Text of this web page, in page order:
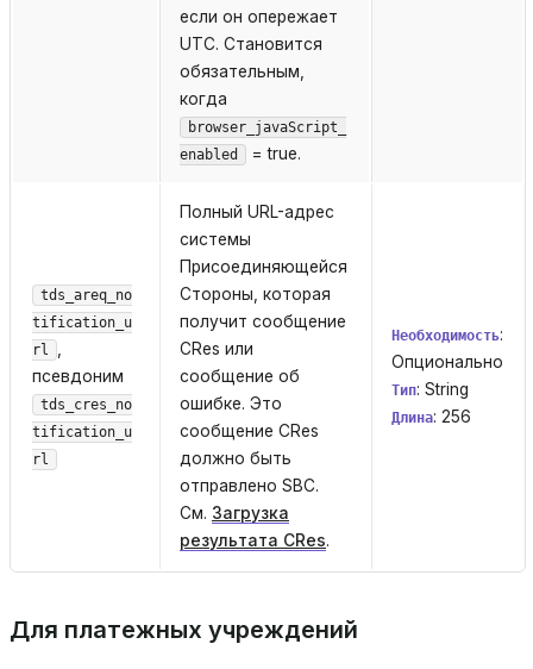
если он опережает
UTC. Становится
обязательным,
когда
browser_javaScript_
enabled
= true.
tds_areq_no
tification_u
rl
псевдоним
tds_cres_no
tification_u
rl
Полный URL-адрес
системы
Присоединяющейся
Стороны, которая
получит сообщение
CRes или
сообщение об
ошибке. Это
сообщение CRes
должно быть
отправлено SBC.
См. Загрузка
результата CRes.
Необходимость:
Опционально
Тип: String
Длина: 256
Для платежных учреждений